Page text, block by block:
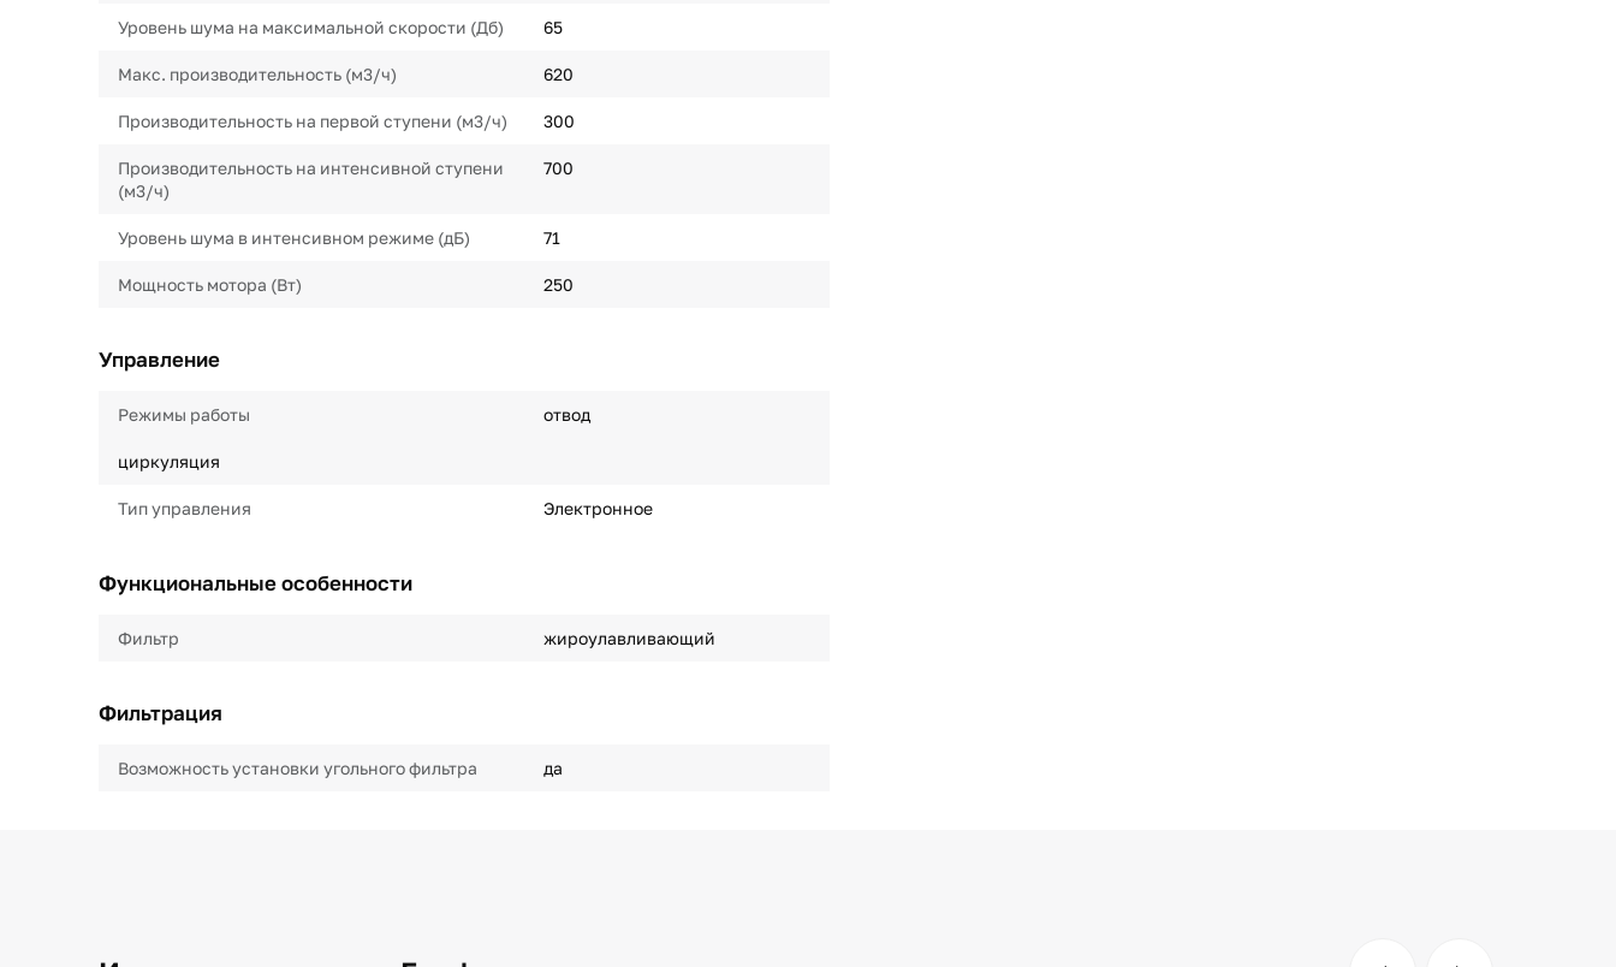
Уровень шума на максимальной скорости (Дб) 65
Макс. производительность (м3/ч) 620
Производительность на первой ступени (м3/ч) 300
Производительность на интенсивной ступени
(м3/ч)
700
Уровень шума в интенсивном режиме (дБ) 71
Мощность мотора (Вт) 250
Управление
Режимы работы отвод
циркуляция
Тип управления Электронное
Функциональные особенности
Фильтр жироулавливающий
Фильтрация
Возможность установки угольного фильтра да